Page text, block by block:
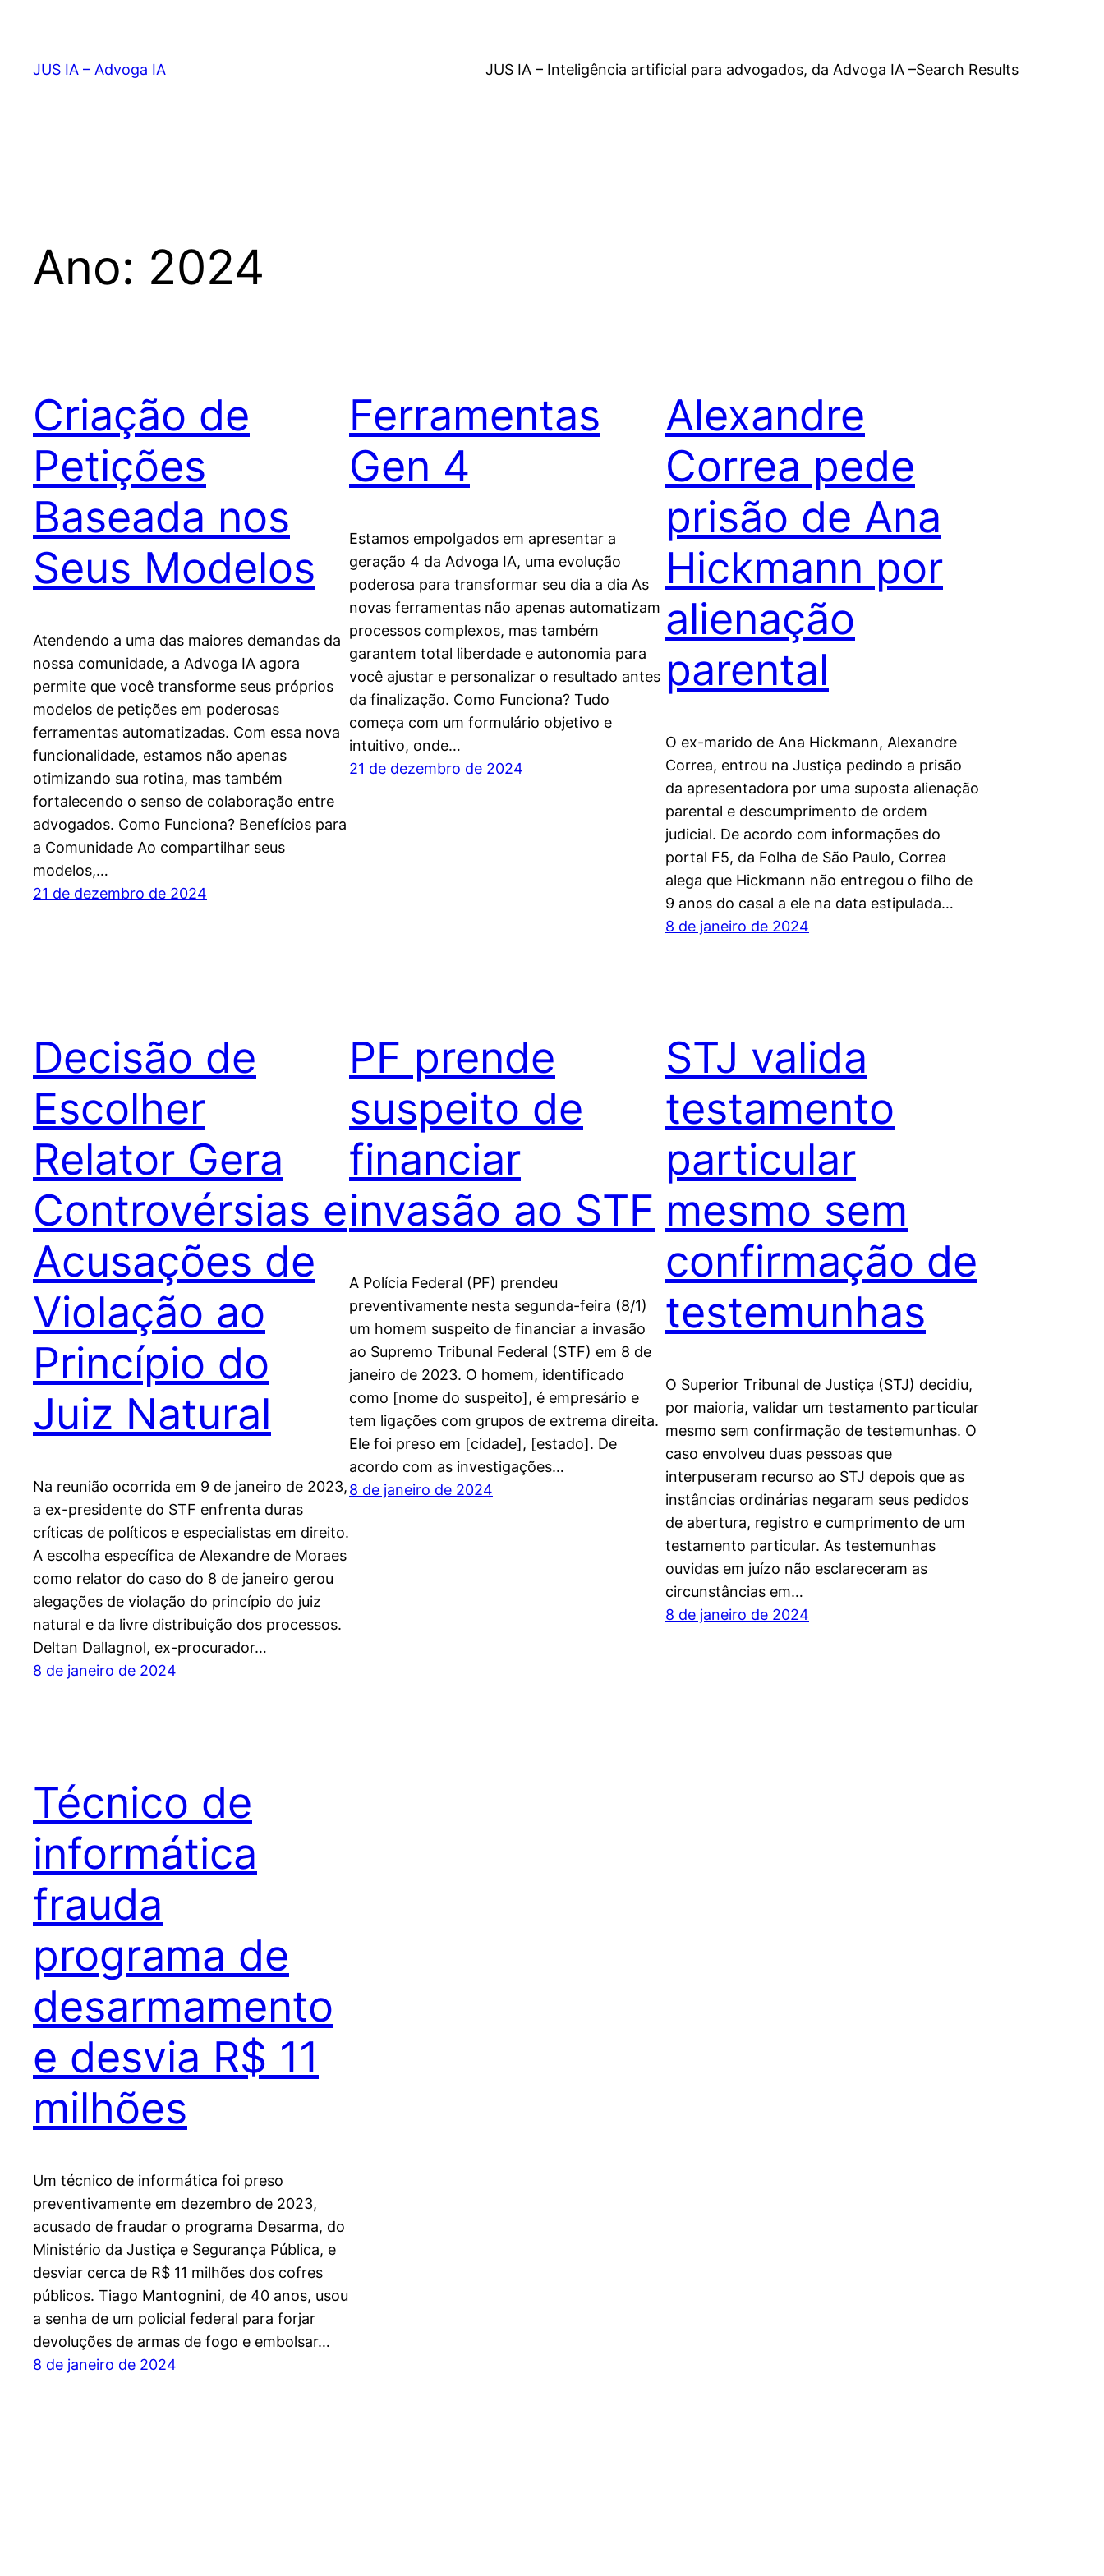
JUS IA – Advoga IA JUS IA – Inteligência artificial para advogados, da Advoga IA –Search Results
Ano: 2024
Criação de
Petições
Baseada nos
Seus Modelos
Atendendo a uma das maiores demandas da
nossa comunidade, a Advoga IA agora
permite que você transforme seus próprios
modelos de petições em poderosas
ferramentas automatizadas. Com essa nova
funcionalidade, estamos não apenas
otimizando sua rotina, mas também
fortalecendo o senso de colaboração entre
advogados. Como Funciona? Benefícios para
a Comunidade Ao compartilhar seus
modelos,…
21 de dezembro de 2024
Ferramentas
Gen 4
Estamos empolgados em apresentar a
geração 4 da Advoga IA, uma evolução
poderosa para transformar seu dia a dia As
novas ferramentas não apenas automatizam
processos complexos, mas também
garantem total liberdade e autonomia para
você ajustar e personalizar o resultado antes
da finalização. Como Funciona? Tudo
começa com um formulário objetivo e
intuitivo, onde…
21 de dezembro de 2024
Alexandre
Correa pede
prisão de Ana
Hickmann por
alienação
parental
O ex-marido de Ana Hickmann, Alexandre
Correa, entrou na Justiça pedindo a prisão
da apresentadora por uma suposta alienação
parental e descumprimento de ordem
judicial. De acordo com informações do
portal F5, da Folha de São Paulo, Correa
alega que Hickmann não entregou o filho de
9 anos do casal a ele na data estipulada…
8 de janeiro de 2024
Decisão de
Escolher
Relator Gera
Controvérsias e
Acusações de
Violação ao
Princípio do
Juiz Natural
Na reunião ocorrida em 9 de janeiro de 2023,
a ex-presidente do STF enfrenta duras
críticas de políticos e especialistas em direito.
A escolha específica de Alexandre de Moraes
como relator do caso do 8 de janeiro gerou
alegações de violação do princípio do juiz
natural e da livre distribuição dos processos.
Deltan Dallagnol, ex-procurador…
8 de janeiro de 2024
PF prende
suspeito de
financiar
invasão ao STF
A Polícia Federal (PF) prendeu
preventivamente nesta segunda-feira (8/1)
um homem suspeito de financiar a invasão
ao Supremo Tribunal Federal (STF) em 8 de
janeiro de 2023. O homem, identificado
como [nome do suspeito], é empresário e
tem ligações com grupos de extrema direita.
Ele foi preso em [cidade], [estado]. De
acordo com as investigações…
8 de janeiro de 2024
STJ valida
testamento
particular
mesmo sem
confirmação de
testemunhas
O Superior Tribunal de Justiça (STJ) decidiu,
por maioria, validar um testamento particular
mesmo sem confirmação de testemunhas. O
caso envolveu duas pessoas que
interpuseram recurso ao STJ depois que as
instâncias ordinárias negaram seus pedidos
de abertura, registro e cumprimento de um
testamento particular. As testemunhas
ouvidas em juízo não esclareceram as
circunstâncias em…
8 de janeiro de 2024
Técnico de
informática
frauda
programa de
desarmamento
e desvia R$ 11
milhões
Um técnico de informática foi preso
preventivamente em dezembro de 2023,
acusado de fraudar o programa Desarma, do
Ministério da Justiça e Segurança Pública, e
desviar cerca de R$ 11 milhões dos cofres
públicos. Tiago Mantognini, de 40 anos, usou
a senha de um policial federal para forjar
devoluções de armas de fogo e embolsar…
8 de janeiro de 2024